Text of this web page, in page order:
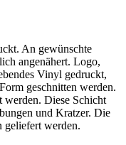
An gewünschte
angenähert. Logo,
Vinyl gedruckt,
geschnitten werden.
Diese Schicht
und Kratzer. Die
geliefert werden.